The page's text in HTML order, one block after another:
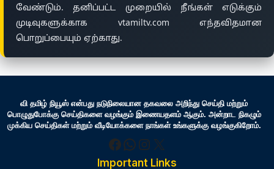
வேண்டும். தனிப்பட்ட முறையில் நீங்கள் எடுக்கும்
முடிவுகளுக்காக vtamiltv.com எந்தவிதமான
பொறுப்பையும் ஏற்காது.
வி தமிழ் நியூஸ் என்பது நடுநிலையான தகவலை அறிந்து செய்தி மற்றும்
பொழுதுபோக்கு செய்திகளை வழங்கும் இணையதளம் ஆகும். அன்றாட நிகழும்
முக்கிய செய்திகள் மற்றும் வீடியோக்களை நாங்கள் உங்களுக்கு வழங்குகிறோம்.
Facebook
WhatsApp
Instagram
X
Important Links